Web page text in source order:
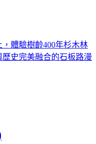
體驗樹齡400年杉木林
史完美融合的石板路漫